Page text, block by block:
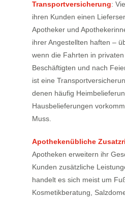
Transportversicherung:
ihren Kunden einen
Apotheker und
ihrer Angestellten haften –
wenn die Fahrten in
Beschäftigten und nach
ist eine
denen häufig
Hausbelieferungen
Muss.
Apothekenübliche
Apotheken erweitern ihr
Kunden zusätzliche
handelt es sich meist um
Kosmetikberatung,